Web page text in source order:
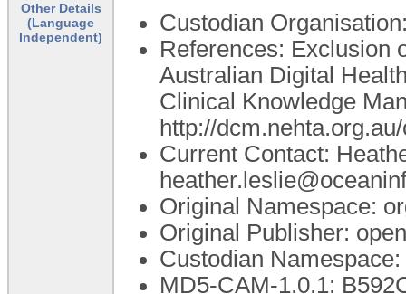
Other Details
(Language
Independent)
Custodian
References: Exclusion
Australian Digital
Clinical Knowledge
http://
Current Contact:
Original Namespace:
Original Publisher:
Custodian
MD5-CAM-1.0.1: